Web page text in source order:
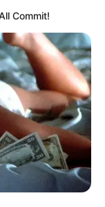
Commit!